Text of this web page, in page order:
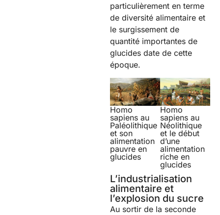
particulièrement en terme
de diversité alimentaire et
le surgissement de
quantité importantes de
glucides date de cette
époque.
Homo
sapiens au
Paléolithique
et son
alimentation
pauvre en
glucides
Homo
sapiens au
Néolithique
et le début
d’une
alimentation
riche en
glucides
L’industrialisation
alimentaire et
l’explosion du sucre
Au sortir de la seconde